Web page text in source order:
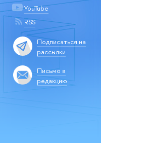
YouTube
RSS
Подписаться на
рассылки
Письмо в
редакцию